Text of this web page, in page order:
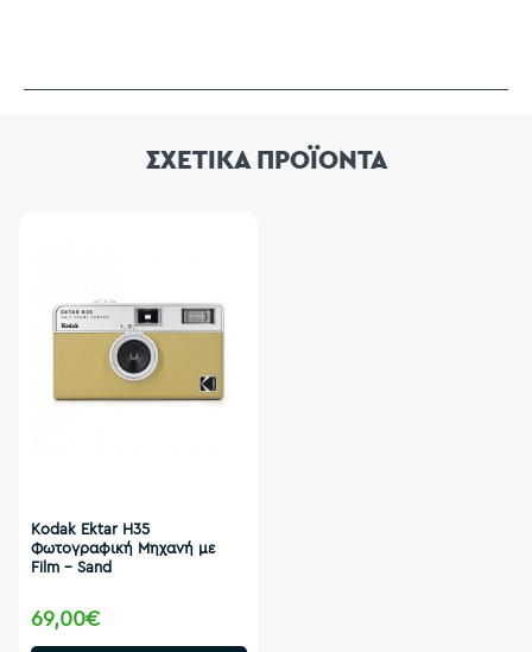
ΣΧΕΤΙΚΑ ΠΡΟΪΟΝΤΑ
Kodak Ektar H35
Φωτογραφική Μηχανή με
Film - Sand
69,00€